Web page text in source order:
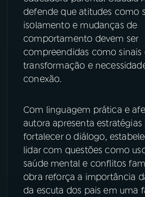
ACOMPANHE A RÁDIO NACIONAL
Instagram X
defende que atitudes como
isolamento e mudanças de
comportamento devem ser
compreendidas como sinais
transformação e
conexão.
Com linguagem prática e
autora apresenta estratégias
fortalecer o diálogo,
lidar com questões como
saúde mental e conflitos
obra reforça a importância
da escuta dos pais em uma